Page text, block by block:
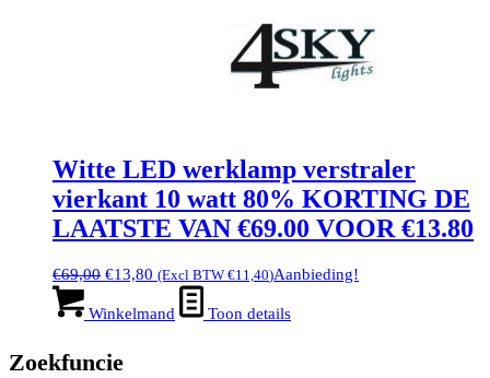
Witte LED werklamp verstraler
vierkant 10 watt 80% KORTING DE
LAATSTE VAN €69.00 VOOR €13.80
€69,00 Oorspronkelijke
was:
€13,80 Huidige
prijs
is:
(Excl BTW €11,40)Aanbieding!
Winkelmand Toon details
Zoekfuncie